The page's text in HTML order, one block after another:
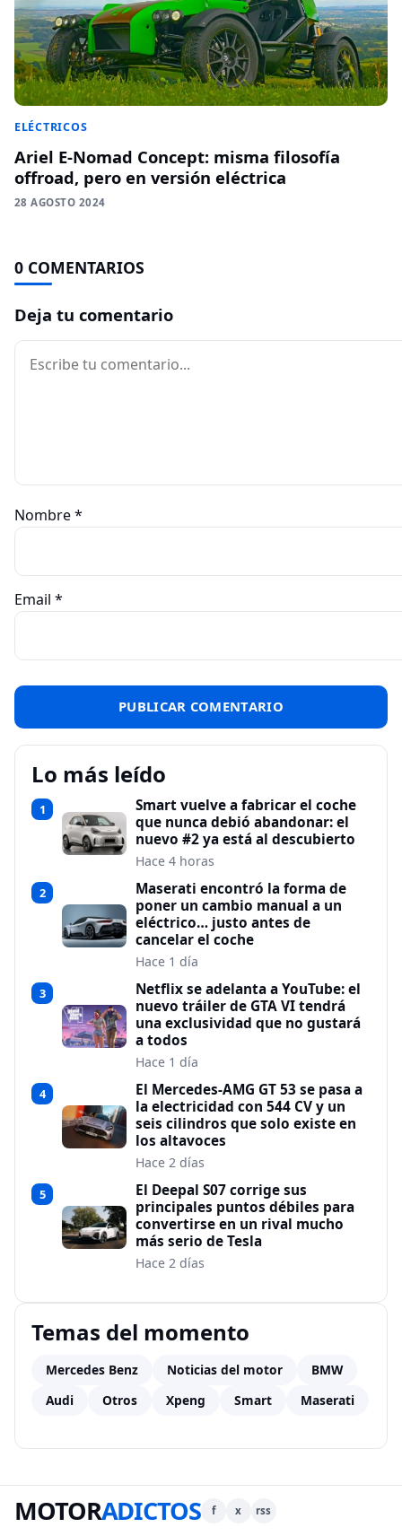
ELÉCTRICOS
Ariel E-Nomad Concept: misma filosofía
offroad, pero en versión eléctrica
28 AGOSTO 2024
0 COMENTARIOS
Deja tu comentario
Comentario
Nombre*
Email *
Lo más leído
1
Smart vuelve a fabricar el coche
que nunca debió abandonar: el
nuevo #2 ya está al descubierto
Hace 4 horas
2
Maserati encontró la forma de
poner un cambio manual a un
eléctrico… justo antes de
cancelar el coche
Hace 1 día
3
Netflix se adelanta a YouTube: el
nuevo tráiler de GTA VI tendrá
una exclusividad que no gustará
a todos
Hace 1 día
4
El Mercedes-AMG GT 53 se pasa a
la electricidad con 544 CV y un
seis cilindros que solo existe en
los altavoces
Hace 2 días
5
El Deepal S07 corrige sus
principales puntos débiles para
convertirse en un rival mucho
más serio de Tesla
Hace 2 días
Temas del momento
Mercedes Benz Noticias del motor
BMW
Audi
Otros Xpeng Smart Maserati
MOTORADICTOS f x rss